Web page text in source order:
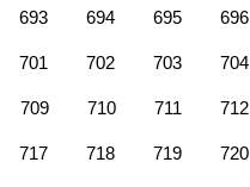
693 694 695 696
701 702 703 704
709 710 711 712
717 718 719 720